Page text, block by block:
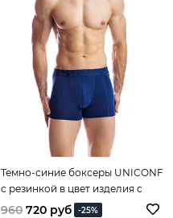
Темно-синие боксеры UNICONF
с резинкой в цвет изделия с
модной лазерной обработкой
960 720 руб -25%